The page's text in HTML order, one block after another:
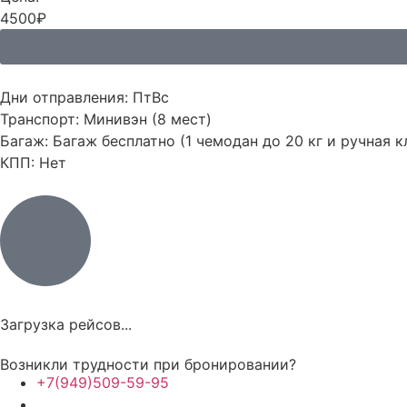
4500₽
Дни отправления: ПтВс
Транспорт: Минивэн (8 мест)
Багаж: Багаж бесплатно (1 чемодан до 20 кг и ручная
КПП: Нет
Загрузка рейсов...
Возникли трудности при бронировании?
+7(949)509-59-95